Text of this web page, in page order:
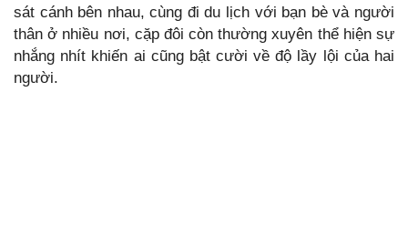
sát cánh bên nhau, cùng đi du lịch với bạn bè và người
thân ở nhiều nơi, cặp đôi còn thường xuyên thể hiện sự
nhắng nhít khiến ai cũng bật cười về độ lầy lội của hai
người.